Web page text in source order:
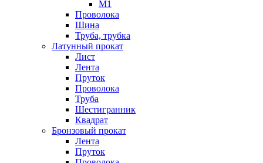
М1
Проволока
Шина
Труба, трубка
Латунный прокат
Лист
Лента
Пруток
Проволока
Труба
Шестигранник
Квадрат
Бронзовый прокат
Лента
Пруток